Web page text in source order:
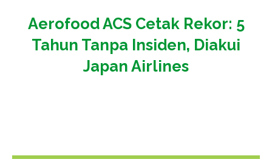
Aerofood ACS Cetak Rekor: 5
Tahun Tanpa Insiden, Diakui
Japan Airlines